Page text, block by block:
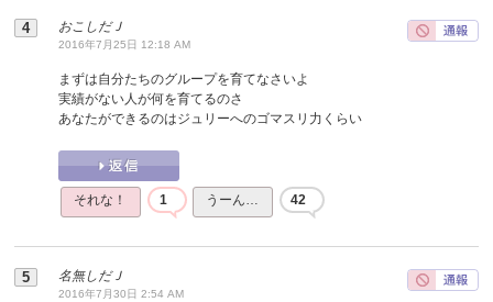
おこしだＪ
2016年7月25日 12:18 AM
まずは自分たちのグループを育てなさいよ
実績がない人が何を育てるのさ
あなたができるのはジュリーへのゴマスリ力くらい
それな！ 1 うーん… 42
名無しだＪ
2016年7月30日 2:54 AM